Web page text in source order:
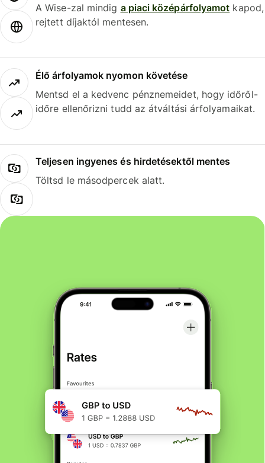
A Wise-zal mindig a piaci középárfolyamot kapod,
rejtett díjaktól mentesen.
Élő árfolyamok nyomon követése
Mentsd el a kedvenc pénznemeidet, hogy időről-
időre ellenőrizni tudd az átváltási árfolyamaikat.
Teljesen ingyenes és hirdetésektől mentes
Töltsd le másodpercek alatt.